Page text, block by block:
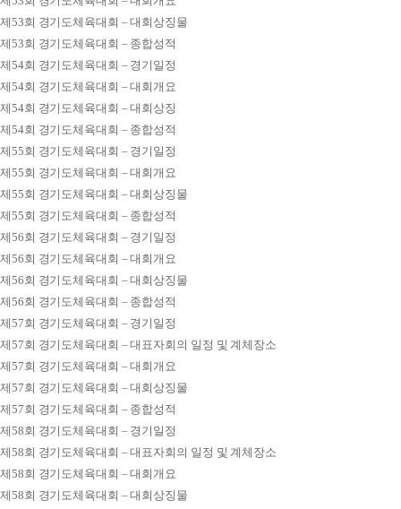
제53회 경기도체육대회 – 대회상징물
제53회 경기도체육대회 – 종합성적
제54회 경기도체육대회 – 경기일정
제54회 경기도체육대회 – 대회개요
제54회 경기도체육대회 – 대회상징
제54회 경기도체육대회 – 종합성적
제55회 경기도체육대회 – 경기일정
제55회 경기도체육대회 – 대회개요
제55회 경기도체육대회 – 대회상징물
제55회 경기도체육대회 – 종합성적
제56회 경기도체육대회 – 경기일정
제56회 경기도체육대회 – 대회개요
제56회 경기도체육대회 – 대회상징물
제56회 경기도체육대회 – 종합성적
제57회 경기도체육대회 – 경기일정
제57회 경기도체육대회 – 대표자회의 일정 및 계체장소
제57회 경기도체육대회 – 대회개요
제57회 경기도체육대회 – 대회상징물
제57회 경기도체육대회 – 종합성적
제58회 경기도체육대회 – 경기일정
제58회 경기도체육대회 – 대표자회의 일정 및 계체장소
제58회 경기도체육대회 – 대회개요
제58회 경기도체육대회 – 대회상징물